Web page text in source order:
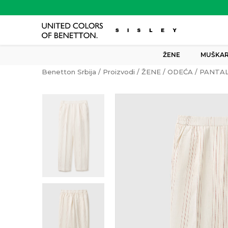
ŽENE
Benetton Srbija Proizvodi ŽENE ODEĆA